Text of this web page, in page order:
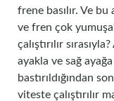
frene basılır. Ve
ve fren çok
çalıştırılır
ayakla ve sağ ayağa
bastırıldığından
viteste çalıştırılır